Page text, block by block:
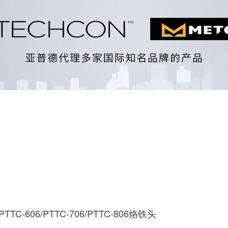
606/PTTC-706/PTTC-806烙铁头